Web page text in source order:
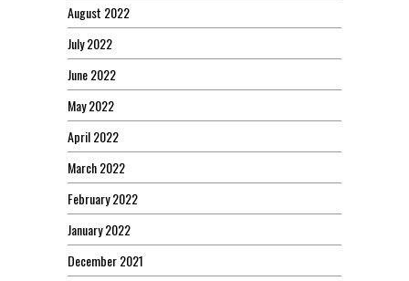
August 2022
July 2022
June 2022
May 2022
April 2022
March 2022
February 2022
January 2022
December 2021